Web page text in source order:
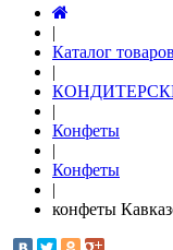
|
Каталог товаров
|
|
Конфеты
|
Конфеты
|
конфеты